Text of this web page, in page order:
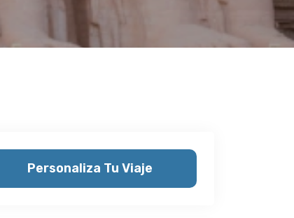
Personaliza Tu Viaje